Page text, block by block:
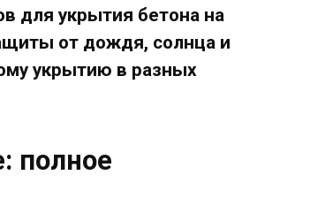
для укрытия бетона на
от дождя, солнца и
укрытию в разных
полное